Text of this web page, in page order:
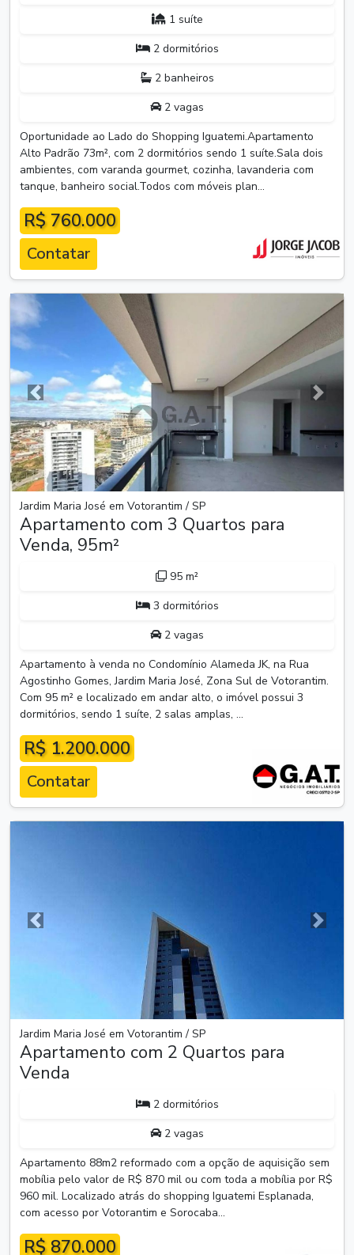
1 suíte
2 dormitórios
2 banheiros
2 vagas
Oportunidade ao Lado do Shopping Iguatemi.Apartamento
Alto Padrão 73m², com 2 dormitórios sendo 1 suíte.Sala dois
ambientes, com varanda gourmet, cozinha, lavanderia com
tanque, banheiro social.Todos com móveis plan...
R$ 760.000
Contatar
Anterior
Jardim Maria José em Votorantim / SP
Apartamento com 3 Quartos para
Venda, 95m²
95 m²
3 dormitórios
2 vagas
Apartamento à venda no Condomínio Alameda JK, na Rua
Agostinho Gomes, Jardim Maria José, Zona Sul de Votorantim.
Com 95 m² e localizado em andar alto, o imóvel possui 3
dormitórios, sendo 1 suíte, 2 salas amplas, ...
R$ 1.200.000
Contatar
Anterior
Jardim Maria José em Votorantim / SP
Apartamento com 2 Quartos para
Venda
2 dormitórios
2 vagas
Apartamento 88m2 reformado com a opção de aquisição sem
mobília pelo valor de R$ 870 mil ou com toda a mobília por R$
960 mil. Localizado atrás do shopping Iguatemi Esplanada,
com acesso por Votorantim e Sorocaba...
R$ 870.000